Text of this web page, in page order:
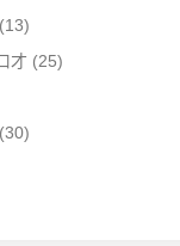
(13)
才 (25)
(30)